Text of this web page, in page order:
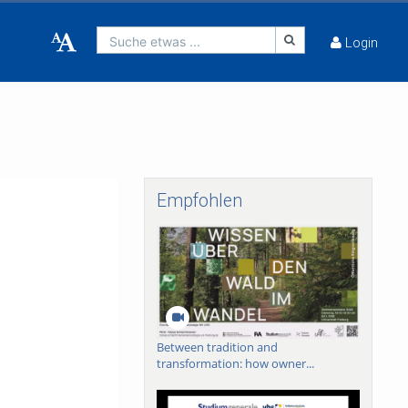
Suche etwas ... Login
Empfohlen
Between tradition and
transformation: how owner...